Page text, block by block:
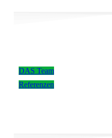
DAS Team
Referenzen